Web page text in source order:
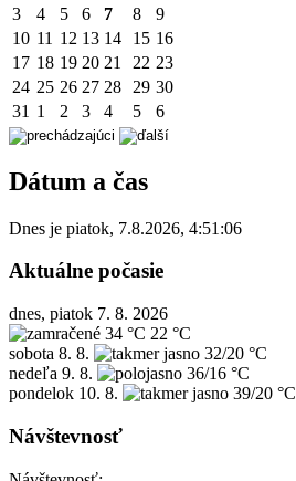
3
4 5 6 7 8
9
10 11 12 13 14 15 16
17 18 19 20 21 22 23
24 25 26 27 28 29 30
31 1 2 3 4 5 6
Dátum a čas
Dnes je piatok, 7.8.2026, 4:51:06
Aktuálne počasie
dnes, piatok 7. 8. 2026
34 °C 22 °C
sobota 8. 8.
32/20 °C
nedeľa 9. 8.
36/16 °C
pondelok 10. 8. 39/20 °C
Návštevnosť